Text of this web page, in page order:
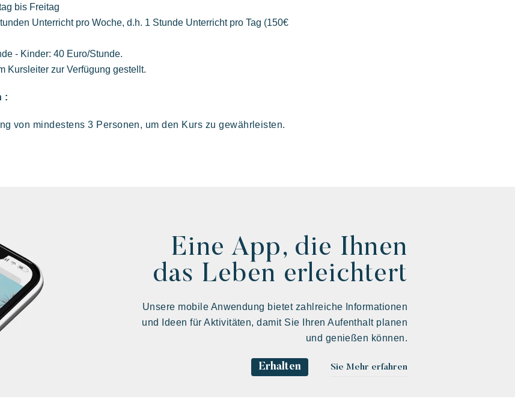
Eine idyllische Umgebung am Fuße des
Ein wildes Paradies mit tausend Farben
bis Freitag
Unterricht pro Woche, d.h. 1 Stunde Unterricht pro Tag (150€
- Kinder: 40 Euro/Stunde.
Kursleiter zur Verfügung gestellt.
:
von mindestens 3 Personen, um den Kurs zu gewährleisten.
Eine App, die Ihnen
das Leben erleichtert
Unsere mobile Anwendung bietet zahlreiche Informationen
und Ideen für Aktivitäten, damit Sie Ihren Aufenthalt planen
und genießen können.
Erhalten Sie Mehr erfahren